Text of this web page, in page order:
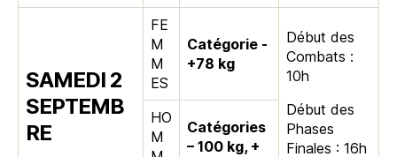
SAMEDI 2
SEPTEMB
RE
FE
M
M
ES
Catégorie -
+78 kg
Début des
Combats :
10h
Début des
Phases
Finales : 16h
HO
M
Catégories
– 100 kg, +